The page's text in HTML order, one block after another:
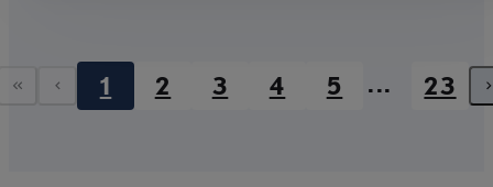
Erste Seite
Vorherige Seite
1 2 3 4 5 ... 23